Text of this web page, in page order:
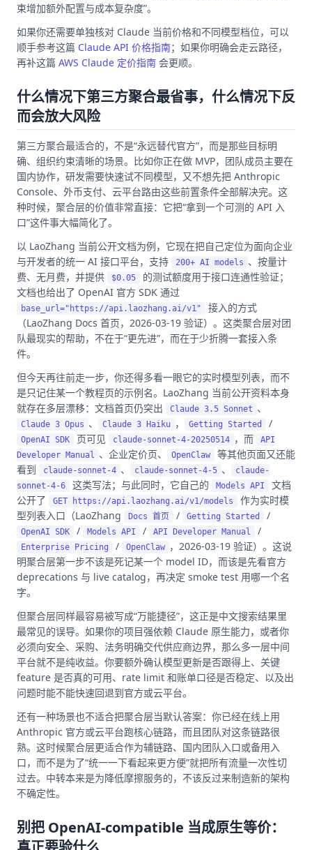
束增加额外配置与成本复杂度”。
如果你还需要单独核对 Claude 当前价格和不同模型档位，可以
顺手参考这篇 Claude API 价格指南；如果你明确会走云路径，
再补这篇 AWS Claude 定价指南 会更顺。
什么情况下第三方聚合最省事，什么情况下反
而会放大风险
第三方聚合最适合的，不是“永远替代官方”，而是那些目标明
确、组织约束清晰的场景。比如你正在做 MVP，团队成员主要在
国内协作，研发需要快速试不同模型，又不想先把 Anthropic
Console、外币支付、云平台路由这些前置条件全部解决完。这
种时候，聚合层的价值非常直接：它把“拿到一个可测的 API 入
口”这件事大幅简化了。
以 LaoZhang 当前公开文档为例，它现在把自己定位为面向企业
与开发者的统一 AI 接口平台，支持
200+ AI models 、按量计
费、无月费，并提供
$0.05
的测试额度用于接口连通性验证；
文档也给出了 OpenAI 官方 SDK 通过
base_url="https://api.laozhang.ai/v1"
接入的方式
（LaoZhang Docs 首页，2026-03-19 验证）。这类聚合层对团
队最现实的帮助，不在于“更先进”，而在于少折腾一套接入条
件。
但今天再往前走一步，你还得多看一眼它的实时模型列表，而不
是只记住某一个教程页的示例名。LaoZhang 当前公开资料本身
就存在多层漂移：文档首页仍突出
Claude 3.5 Sonnet 、
Claude 3 Opus 、 Claude 3 Haiku ， Getting Started /
OpenAI SDK 页可见 claude-sonnet-4-20250514 ，而
API
Developer Manual 、企业定价页、 OpenClaw
等其他页面又还能
看到
claude-sonnet-4 、 claude-sonnet-4-5 、
claude-
sonnet-4-6
这类写法；与此同时，它自己的 Models API
文档
公开了
GET https://api.laozhang.ai/v1/models
作为实时模
型列表入口（LaoZhang
Docs 首页 / Getting Started /
OpenAI SDK / Models API / API Developer Manual /
Enterprise Pricing / OpenClaw ，2026-03-19 验证）。这说
明聚合层第一步不该是死记某一个 model ID，而该是先看官方
deprecations 与 live catalog，再决定 smoke test 用哪一个名
字。
但聚合层同样最容易被写成“万能捷径”，这正是中文搜索结果里
最常见的误导。如果你的项目强依赖 Claude 原生能力，或者你
必须向安全、采购、法务明确交代供应商边界，那么多一层中间
平台就不是纯收益。你要额外确认模型更新是否跟得上、关键
feature 是否真的可用、rate limit 和账单口径是否稳定、以及出
问题时能不能快速回退到官方或云平台。
还有一种场景也不适合把聚合层当默认答案：你已经在线上用
Anthropic 官方或云平台跑核心链路，而且团队对这条链路很
熟。这时候聚合层更适合作为辅链路、国内团队入口或备用入
口，而不是为了“统一一下看起来更方便”就把所有流量一次性切
过去。中转本来是为降低摩擦服务的，不该反过来制造新的架构
不确定性。
别把 OpenAI-compatible 当成原生等价：